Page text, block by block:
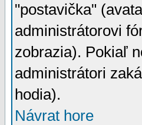
"postavička"
administrátorovi
zobrazia). Pokiaľ
administrátori
hodia).
Návrat hore